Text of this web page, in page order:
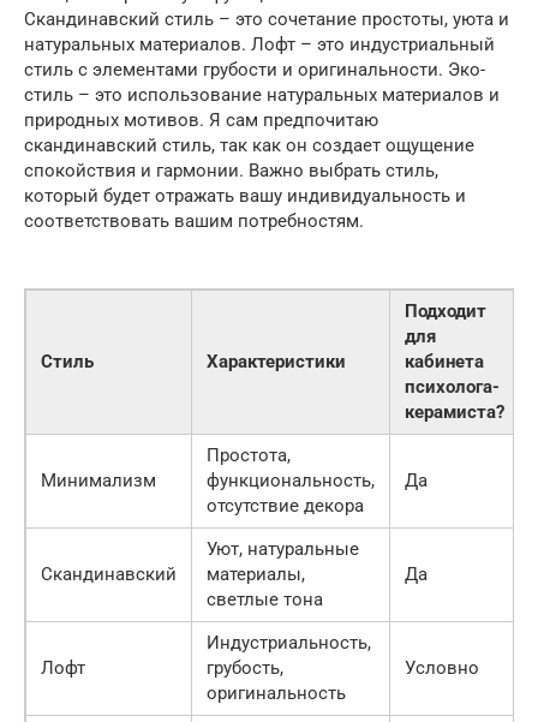
Скандинавский стиль – это сочетание простоты, уюта и
натуральных материалов. Лофт – это индустриальный
стиль с элементами грубости и оригинальности. Эко-
стиль – это использование натуральных материалов и
природных мотивов. Я сам предпочитаю
скандинавский стиль, так как он создает ощущение
спокойствия и гармонии. Важно выбрать стиль,
который будет отражать вашу индивидуальность и
соответствовать вашим потребностям.
Стиль Характеристики
Подходит
для
кабинета
психолога-
керамиста?
Минимализм
Простота,
функциональность,
отсутствие декора
Да
Скандинавский
Уют, натуральные
материалы,
светлые тона
Да
Лофт
Индустриальность,
грубость,
оригинальность
Условно